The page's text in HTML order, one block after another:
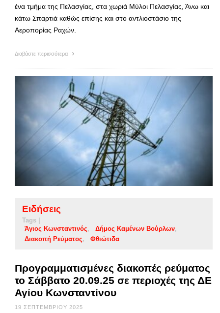
ένα τμήμα της Πελασγίας, στα χωριά Μύλοι Πελασγίας, Άνω και
κάτω Σπαρτιά καθώς επίσης και στο αντλιοστάσιο της
Αεροπορίας Ραχών.
Διαβάστε περισσότερα
Ειδήσεις
Tags |
Άγιος Κωνσταντινός
Δήμος Καμένων Βούρλων
Διακοπή Ρεύματος
Φθιώτιδα
Προγραμματισμένες διακοπές ρεύματος
το Σάββατο 20.09.25 σε περιοχές της ΔΕ
Αγίου Κωνσταντίνου
19 ΣΕΠΤΕΜΒΡΊΟΥ 2025